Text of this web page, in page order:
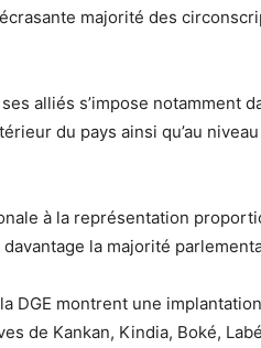
majorité des
alliés s’impose notamment
du pays ainsi qu’au
à la représentation
la majorité
DGE montrent une
de Kankan, Kindia, Boké,